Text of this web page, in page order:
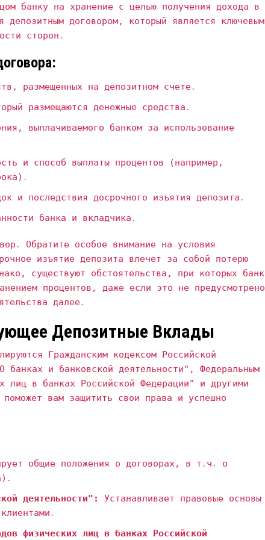
банку на хранение с целью получения дохода в
депозитным договором‚ который является ключевым
сторон․
размещенных на депозитном счете․
размещаются денежные средства․
выплачиваемого банком за использование
и способ выплаты процентов (например‚
и последствия досрочного изъятия депозита․
банка и вкладчика․
Обратите особое внимание на условия
изъятие депозита влечет за собой потерю
существуют обстоятельства‚ при которых банк
процентов‚ даже если это не предусмотрено
далее․
Депозитные Вклады
Гражданским кодексом Российской
и банковской деятельности"‚ Федеральным
лиц в банках Российской Федерации" и другими
вам защитить свои права и успешно
общие положения о договорах‚ в т․ч․ о
деятельности":
Устанавливает правовые основы
физических лиц в банках Российской